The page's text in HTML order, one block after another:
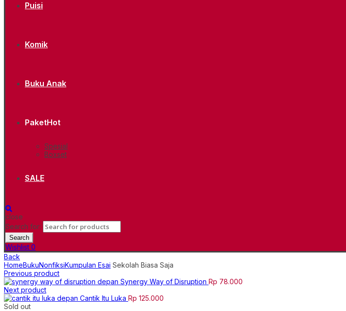
Puisi
Komik
Buku Anak
PaketHot
Spesial
Boxset
SALE
close
Search for:
Search
Wishlist 0
Back
HomeBukuNonfiksiKumpulan Esai Sekolah Biasa Saja
Previous product
Synergy Way of Disruption Rp 78.000
Next product
Cantik Itu Luka Rp 125.000
Sold out